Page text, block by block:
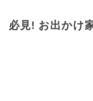
必見! お出かけ